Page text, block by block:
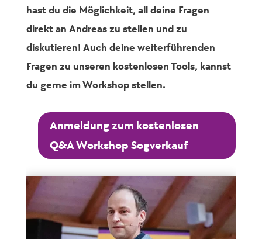
hast du die Möglichkeit, all deine Fragen
direkt an Andreas zu stellen und zu
diskutieren! Auch deine weiterführenden
Fragen zu unseren kostenlosen Tools, kannst
du gerne im Workshop stellen.
Anmeldung zum kostenlosen
Q&A Workshop Sogverkauf